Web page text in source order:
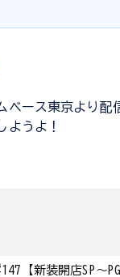
ベース東京より配
ようよ！
【新装開店SP～